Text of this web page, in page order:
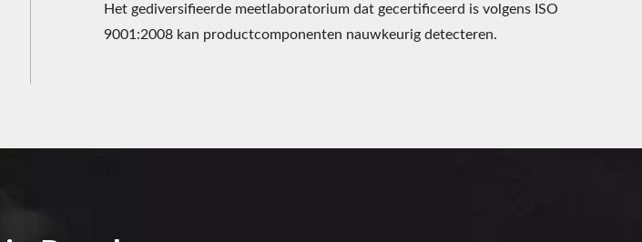
Het gediversifieerde meetlaboratorium dat gecertificeerd is volgens ISO
9001:2008 kan productcomponenten nauwkeurig detecteren.